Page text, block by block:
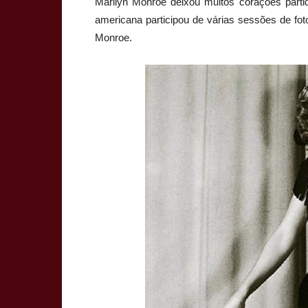
americana participou de várias sessões de
Monroe.